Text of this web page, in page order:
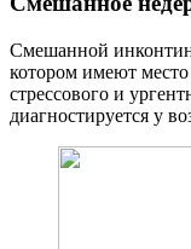
Смешанной
котором имеют
стрессового и
диагностируется у